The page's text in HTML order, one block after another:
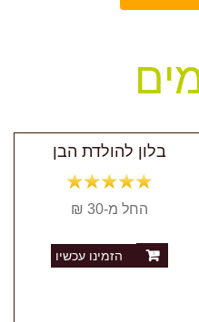
בלון להולדת הבן
החל מ-30 ₪
הזמינו עכשיו